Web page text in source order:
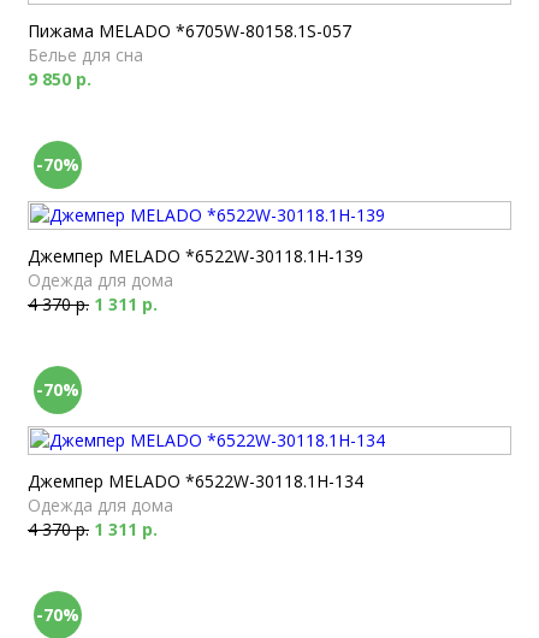
Пижама MELADO *6705W-80158.1S-057
Белье для сна
9 850 р.
-70%
Джемпер MELADO *6522W-30118.1H-139
Одежда для дома
4 370 р. 1 311 р.
-70%
Джемпер MELADO *6522W-30118.1H-134
Одежда для дома
4 370 р. 1 311 р.
-70%